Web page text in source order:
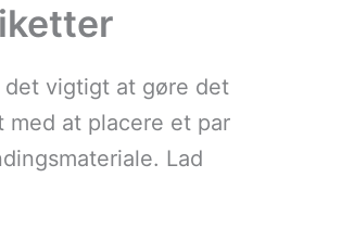
vigtigt at gøre det
at placere et par
Lad